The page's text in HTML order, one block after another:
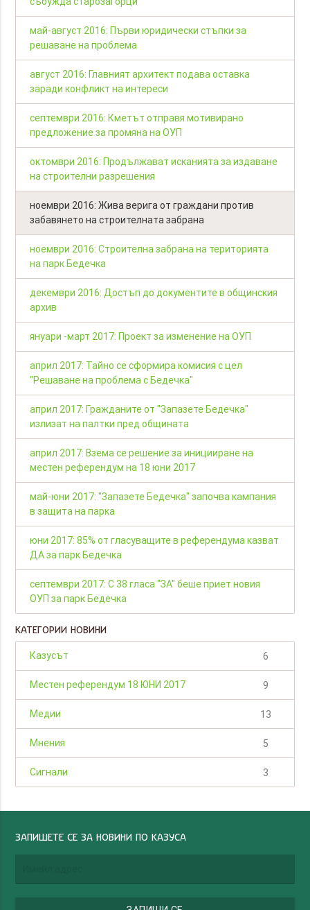
май-август 2016: Първи юридически стъпки за
решаване на проблема
август 2016: Главният архитект подава оставка
заради конфликт на интереси
септември 2016: Кметът отправя мотивирано
предложение за промяна на ОУП
октомври 2016: Продължават исканията за издаване
на строителни разрешения
ноември 2016: Жива верига от граждани против
забавянето на строителната забрана
ноември 2016: Строителна забрана на територията
на парк Бедечка
декември 2016: Достъп до документите в общинския
архив
януари -март 2017: Проект за изменение на ОУП
април 2017: Тайно се сформира комисия с цел
"Решаване на проблема с Бедечка"
април 2017: Гражданите от "Запазете Бедечка"
излизат на палтки пред общината
април 2017: Взема се решение за иницииране на
местен референдум на 18 юни 2017
май-юни 2017: "Запазете Бедечка" започва кампания
в защита на парка
юни 2017: 85% от гласуващите в референдума казват
ДА за парк Бедечка
септември 2017: С 38 гласа "ЗА" беше приет новия
ОУП за парк Бедечка
КАТЕГОРИИ НОВИНИ
Казусът 6
Местен референдум 18 ЮНИ 2017 9
Медии 13
Мнения 5
Сигнали 3
ЗАПИШЕТЕ СЕ ЗА НОВИНИ ПО КАЗУСА